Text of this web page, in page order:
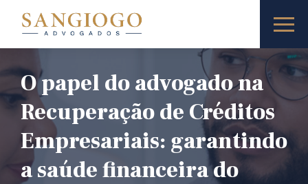
O papel do advogado na
Recuperação de Créditos
Empresariais: garantindo
a saúde financeira do